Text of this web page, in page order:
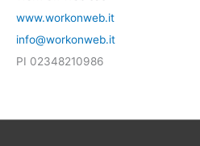
c
a
:
www.workonweb.it
info@workonweb.it
PI 02348210986